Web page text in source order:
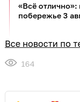
«Всё отлично»:
побережье 3
Все новости по
164